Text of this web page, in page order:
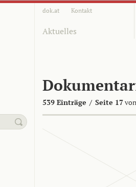
dok.at Kontakt
Aktuelles
539 Einträge / Seite 17